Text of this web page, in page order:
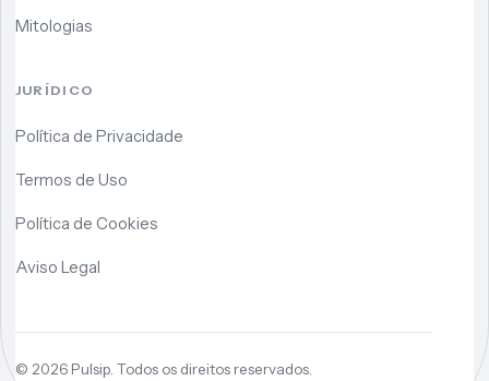
Mitologias
JURÍDICO
Política de Privacidade
Termos de Uso
Política de Cookies
Aviso Legal
© 2026Pulsip. Todos os direitos reservados.